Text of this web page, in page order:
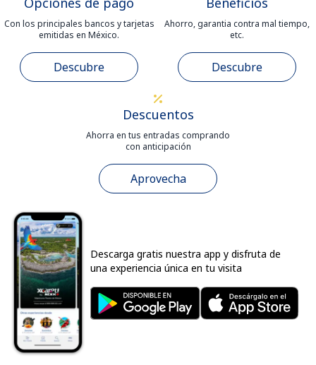
Con los principales bancos y tarjetas
emitidas en México.
Descubre
Ahorro, garantia contra mal tiempo,
etc.
Descubre
Descuentos
Ahorra en tus entradas comprando
con anticipación
Aprovecha
Descarga gratis nuestra app y disfruta de
una experiencia única en tu visita